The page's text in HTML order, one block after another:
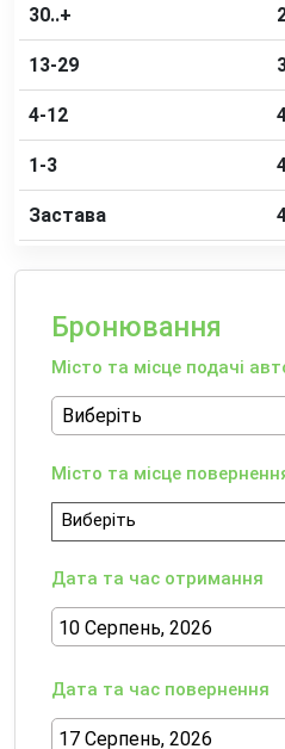
30..+
13-29
4-12
1-3
Застава
Бронювання
Місто та місце подачі
Місто та місце
Дата та час отримання
Дата та час повернення